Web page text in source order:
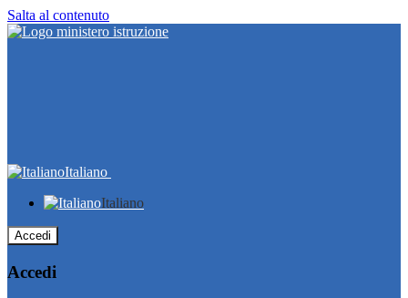
Salta al contenuto
Italiano
Italiano
Accedi
Accedi